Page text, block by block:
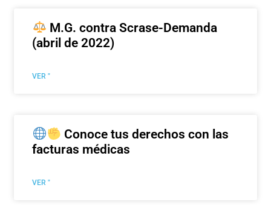
M.G. contra Scrase-Demanda
(abril de 2022)
VER "
Conoce tus derechos con las
facturas médicas
VER "